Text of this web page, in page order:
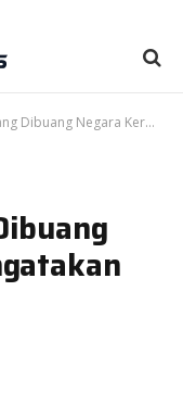
Kerana Mengatakan Bulan Bukan Tuhan